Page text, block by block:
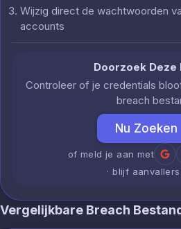
Wijzig direct de wachtwoorden
accounts
Doorzoek Deze
Controleer of je credentials
breach
Nu Zoeken
of meld je aan met
· blijf
Vergelijkbare Breach